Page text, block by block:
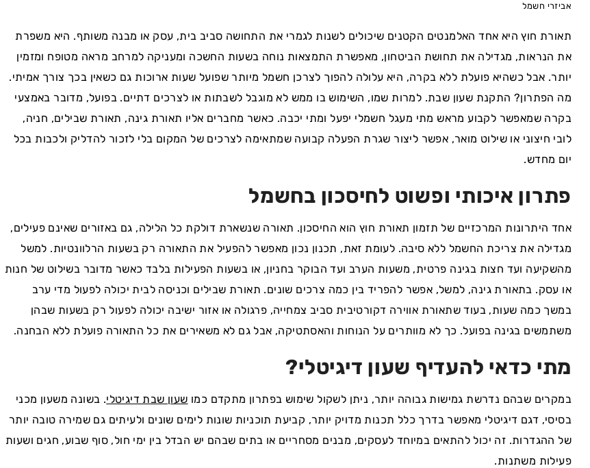
אביזרי חשמל
תאורת חוץ היא אחד האלמנטים הקטנים שיכולים לשנות לגמרי את התחושה סביב בית, עסק או מבנה משותף. היא משפרת
את הנראות, מגדילה את תחושת הביטחון, מאפשרת התמצאות נוחה בשעות החשכה ומעניקה למרחב מראה מטופח ומזמין
יותר. אבל כשהיא פועלת ללא בקרה, היא עלולה להפוך לצרכן חשמל מיותר שפועל שעות ארוכות גם כשאין בכך צורך אמיתי.
מה הפתרון? התקנת שעון שבת. למרות שמו, השימוש בו ממש לא מוגבל לשבתות או לצרכים דתיים. בפועל, מדובר באמצעי
בקרה שמאפשר לקבוע מראש מתי מעגל חשמלי יפעל ומתי יכבה. כאשר מחברים אליו תאורת גינה, תאורת שבילים, חניה,
לובי חיצוני או שילוט מואר, אפשר ליצור שגרת הפעלה קבועה שמתאימה לצרכים של המקום בלי לזכור להדליק ולכבות בכל
יום מחדש.
פתרון איכותי ופשוט לחיסכון בחשמל
אחד היתרונות המרכזיים של תזמון תאורת חוץ הוא החיסכון. תאורה שנשארת דולקת כל הלילה, גם באזורים שאינם פעילים,
מגדילה את צריכת החשמל ללא סיבה. לעומת זאת, תכנון נכון מאפשר להפעיל את התאורה רק בשעות הרלוונטיות. למשל
מהשקיעה ועד חצות בגינה פרטית, משעות הערב ועד הבוקר בחניון, או בשעות הפעילות בלבד כאשר מדובר בשילוט של חנות
או עסק. בתאורת גינה, למשל, אפשר להפריד בין כמה צרכים שונים. תאורת שבילים וכניסה לבית יכולה לפעול מדי ערב
במשך כמה שעות, בעוד שתאורת אווירה דקורטיבית סביב צמחייה, פרגולה או אזור ישיבה יכולה לפעול רק בשעות שבהן
משתמשים בגינה בפועל. כך לא מוותרים על הנוחות והאסתטיקה, אבל גם לא משאירים את כל התאורה פועלת ללא הבחנה.
מתי כדאי להעדיף שעון דיגיטלי?
במקרים שבהם נדרשת גמישות גבוהה יותר, ניתן לשקול שימוש בפתרון מתקדם כמו שעון שבת דיגיטלי. בשונה משעון מכני
בסיסי, דגם דיגיטלי מאפשר בדרך כלל תכנות מדויק יותר, קביעת תוכניות שונות לימים שונים ולעיתים גם שמירה טובה יותר
של ההגדרות. זה יכול להתאים במיוחד לעסקים, מבנים מסחריים או בתים שבהם יש הבדל בין ימי חול, סוף שבוע, חגים ושעות
פעילות משתנות.